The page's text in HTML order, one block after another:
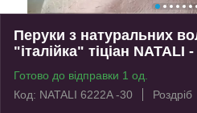
Перуки з натуральних
"італійка" тіціан NATALI
Готово до відправки 1 од.
Код: NATALI 6222A -30
Роздріб